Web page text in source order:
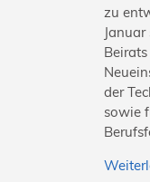
zu
der
sowie